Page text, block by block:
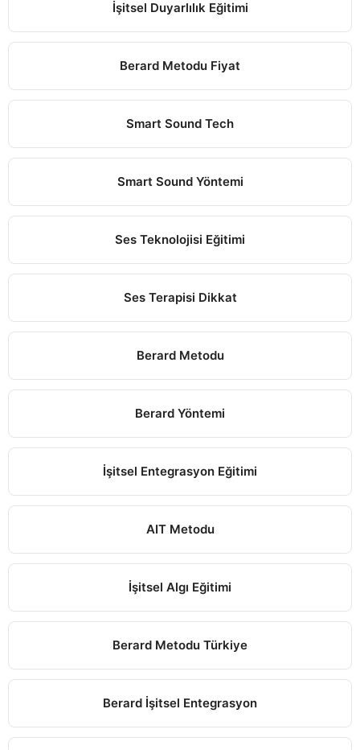
İşitsel Duyarlılık Eğitimi
Berard Metodu Fiyat
Smart Sound Tech
Smart Sound Yöntemi
Ses Teknolojisi Eğitimi
Ses Terapisi Dikkat
Berard Metodu
Berard Yöntemi
İşitsel Entegrasyon Eğitimi
AIT Metodu
İşitsel Algı Eğitimi
Berard Metodu Türkiye
Berard İşitsel Entegrasyon